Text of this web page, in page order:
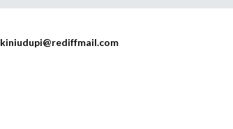
kiniudupi@rediffmail.com